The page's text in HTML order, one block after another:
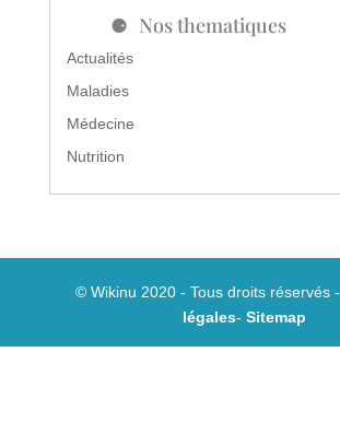
Nos thematiques
Actualités
Maladies
Médecine
Nutrition
© Wikinu 2020 - Tous droits réservés -
légales-Sitemap